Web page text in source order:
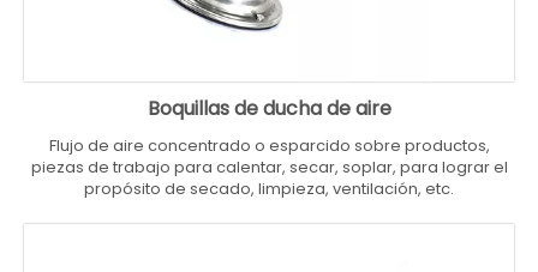
Boquillas de ducha de aire
Flujo de aire concentrado o esparcido sobre productos,
piezas de trabajo para calentar, secar, soplar, para lograr el
propósito de secado, limpieza, ventilación, etc.